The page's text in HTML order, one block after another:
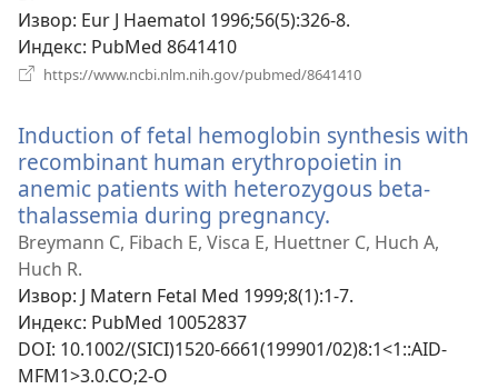
Извор‎: Eur J Haematol 1996;56(5):326-8.
Индекс‎: PubMed 8641410
https://www.ncbi.nlm.nih.gov/pubmed/8641410
Induction of fetal hemoglobin synthesis with
recombinant human erythropoietin in
anemic patients with heterozygous beta-
thalassemia during pregnancy.
нови
Breymann C, Fibach E, Visca E, Huettner C, Huch A,
Huch R.
Извор‎: J Matern Fetal Med 1999;8(1):1-7.
Индекс‎: PubMed 10052837
DOI‎: 10.1002/(SICI)1520-6661(199901/02)8:1<1::AID-
MFM1>3.0.CO;2-O